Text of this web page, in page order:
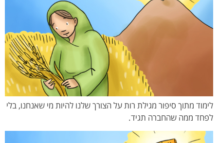
לימוד מתוך סיפור מגילת רות על הצורך שלנו להיות מי שאנחנו, בלי
לפחד ממה שהחברה תגיד.